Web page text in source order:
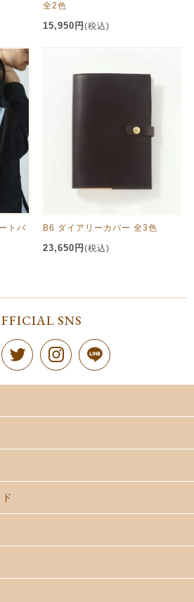
全2色
15,950円 (税込)
トバ
B6 ダイアリーカバー 全3色
23,650円 (税込)
SNS